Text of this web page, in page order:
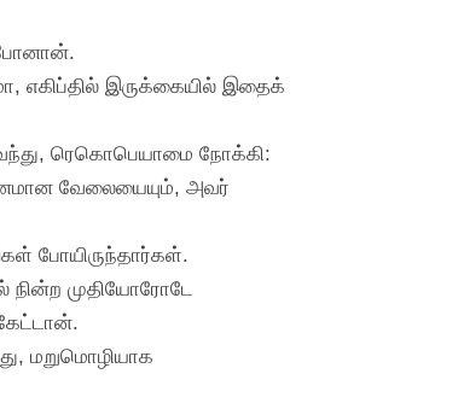
போனான்.
எகிப்தில் இருக்கையில் இதைக்
ரெகொபெயாமை நோக்கி:
வேலையையும், அவர்
போயிருந்தார்கள்.
முதியோரோடே
மறுமொழியாக